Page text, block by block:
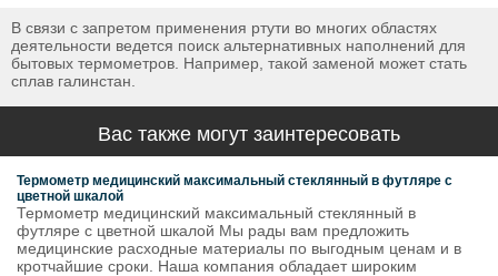
В связи с запретом применения ртути во многих областях
деятельности ведется поиск альтернативных наполнений для
бытовых термометров. Например, такой заменой может стать
сплав галинстан.
Вас также могут заинтересовать
Термометр медицинский максимальный стеклянный в футляре с
цветной шкалой
Термометр медицинский максимальный стеклянный в
футляре с цветной шкалой Мы рады вам предложить
медицинские расходные материалы по выгодным ценам и в
кротчайшие сроки. Наша компания обладает широким